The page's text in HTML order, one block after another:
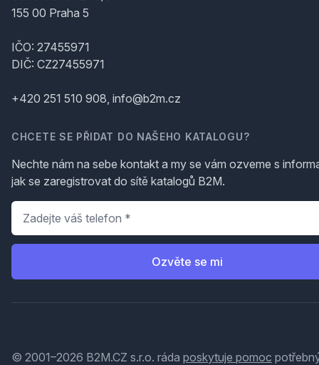
155 00 Praha 5
IČO: 27455971
DIČ: CZ27455971
+420 251 510 908, info@b2m.cz
CHCETE SE PŘIDAT DO NAŠEHO KATALOGU?
Nechte nám na sebe kontakt a my se vám ozveme s
jak se zaregistrovat do sítě katalogů B2M.
Telefon
Ozvěte se mi
© 2001–2026 B2M.CZ s.r.o. ráda poskytuje pomoc